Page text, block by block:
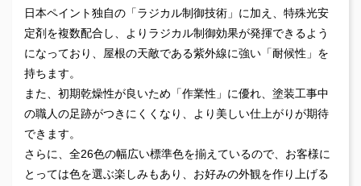
日本ペイント独自の「ラジカル制御技術」に加え、特殊光安
定剤を複数配合し、よりラジカル制御効果が発揮できるよう
になっており、屋根の天敵である紫外線に強い「耐候性」を
持ちます。
また、初期乾燥性が良いため「作業性」に優れ、塗装工事中
の職人の足跡がつきにくくなり、より美しい仕上がりが期待
できます。
さらに、全26色の幅広い標準色を揃えているので、お客様に
とっては色を選ぶ楽しみもあり、お好みの外観を作り上げる